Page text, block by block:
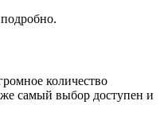
количество
самый выбор доступен и